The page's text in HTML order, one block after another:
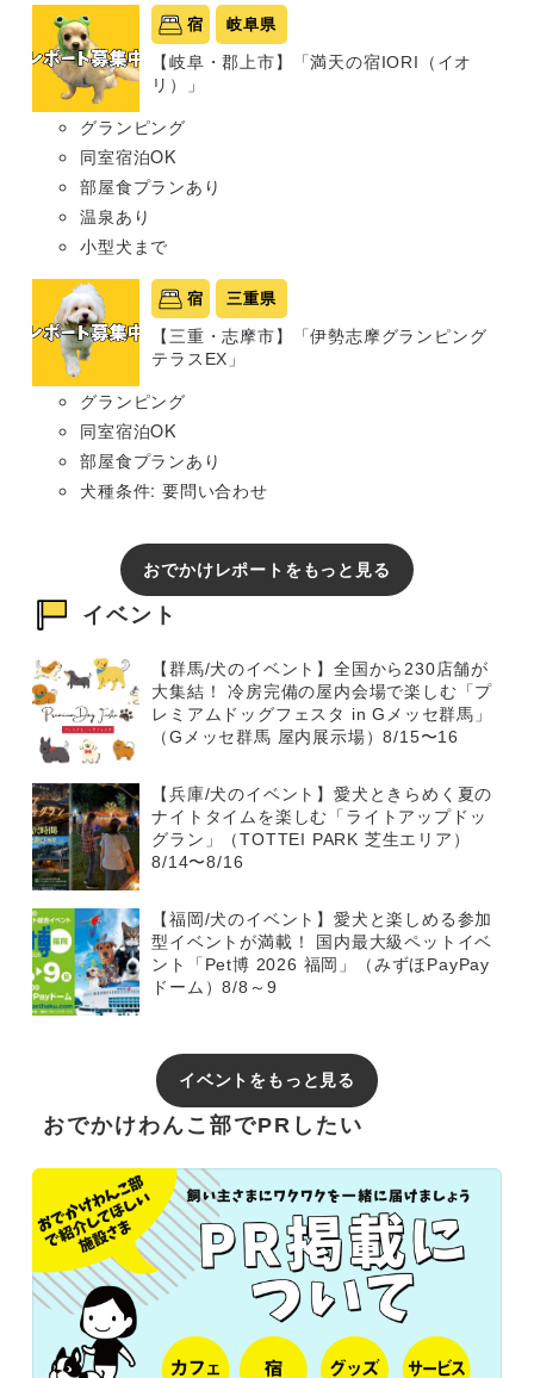
宿 岐阜県
【岐阜・郡上市】「満天の宿IORI（イオ
リ）」
グランピング
同室宿泊OK
部屋食プランあり
温泉あり
小型犬まで
宿 三重県
【三重・志摩市】「伊勢志摩グランピング
テラスEX」
グランピング
同室宿泊OK
部屋食プランあり
犬種条件: 要問い合わせ
おでかけレポートをもっと見る
イベント
【群馬/犬のイベント】全国から230店舗が
大集結！ 冷房完備の屋内会場で楽しむ「プ
レミアムドッグフェスタ in Gメッセ群馬」
（Gメッセ群馬 屋内展示場）8/15〜16
【兵庫/犬のイベント】愛犬ときらめく夏の
ナイトタイムを楽しむ「ライトアップドッ
グラン」（TOTTEI PARK 芝生エリア）
8/14〜8/16
【福岡/犬のイベント】愛犬と楽しめる参加
型イベントが満載！ 国内最大級ペットイベ
ント「Pet博 2026 福岡」（みずほPayPay
ドーム）8/8～9
イベントをもっと見る
おでかけわんこ部でPRしたい